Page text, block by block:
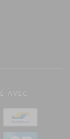
AVEC